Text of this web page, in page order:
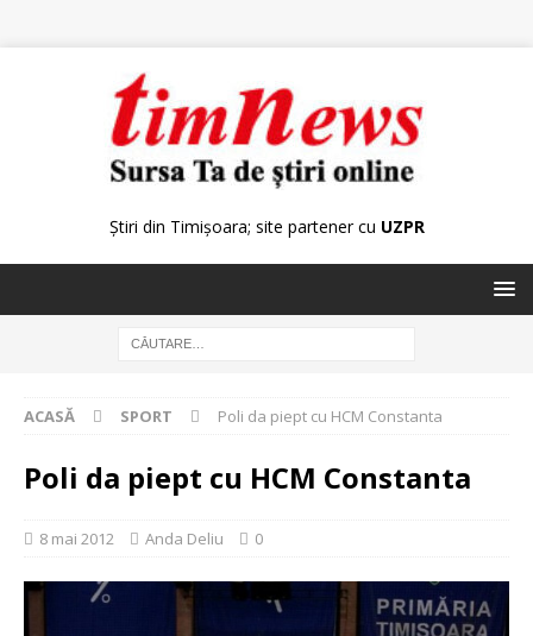
Știri din Timișoara; site partener cu UZPR
ACASĂ SPORT Poli da piept cu HCM Constanta
Poli da piept cu HCM Constanta
8 mai 2012 Anda Deliu 0